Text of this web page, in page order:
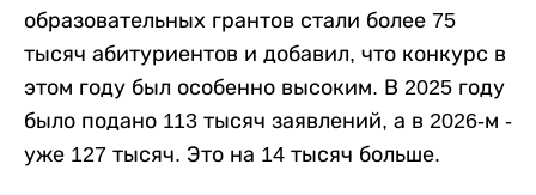
образовательных грантов стали более 75
тысяч абитуриентов и добавил, что конкурс в
этом году был особенно высоким. В 2025 году
было подано 113 тысяч заявлений, а в 2026-м -
уже 127 тысяч. Это на 14 тысяч больше.